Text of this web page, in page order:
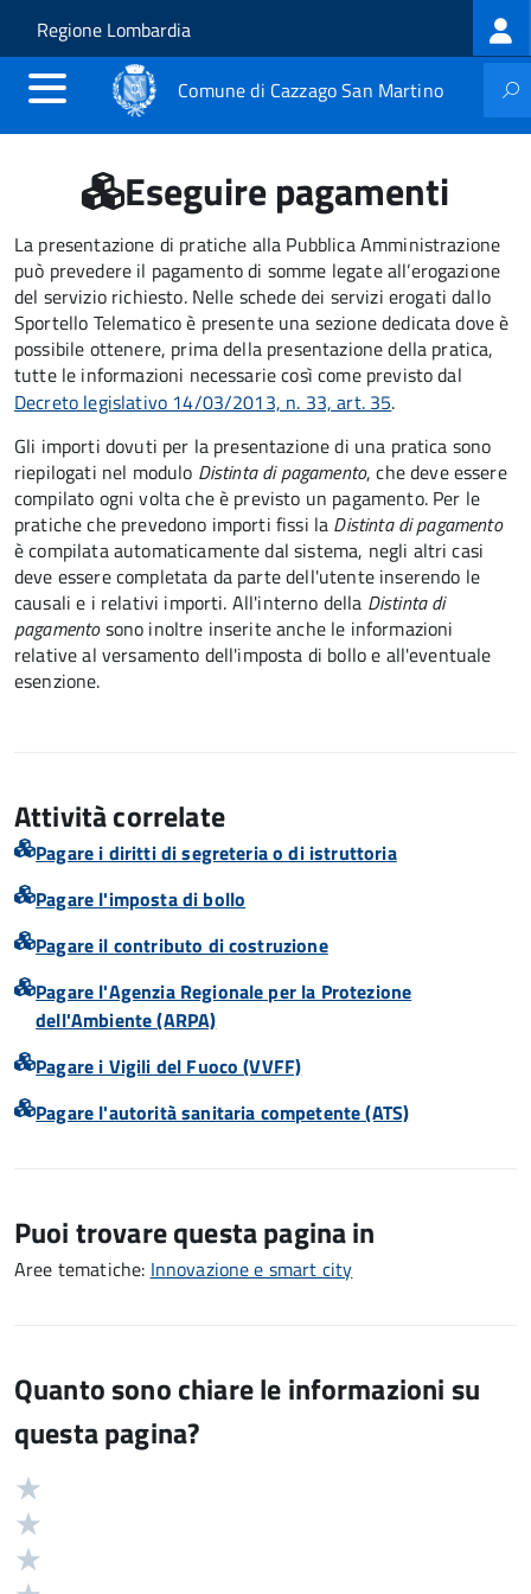
Salta al contenuto principale
Skip to site navigation
Regione Lombardia
Comune di Cazzago San Martino
Eseguire pagamenti
La presentazione di pratiche alla Pubblica Amministrazione
può prevedere il pagamento di somme legate all’erogazione
del servizio richiesto. Nelle schede dei servizi erogati dallo
Sportello Telematico è presente una sezione dedicata dove è
possibile ottenere, prima della presentazione della pratica,
tutte le informazioni necessarie così come previsto dal
Decreto legislativo 14/03/2013, n. 33, art. 35.
Gli importi dovuti per la presentazione di una pratica sono
riepilogati nel modulo Distinta di pagamento, che deve essere
compilato ogni volta che è previsto un pagamento. Per le
pratiche che prevedono importi fissi la Distinta di pagamento
è compilata automaticamente dal sistema, negli altri casi
deve essere completata da parte dell'utente inserendo le
causali e i relativi importi. All'interno della Distinta di
pagamentosono inoltre inserite anche le informazioni
relative al versamento dell'imposta di bollo e all'eventuale
esenzione.
Attività correlate
Pagare i diritti di segreteria o di istruttoria
Pagare l'imposta di bollo
Pagare il contributo di costruzione
Pagare l'Agenzia Regionale per la Protezione
dell'Ambiente (ARPA)
Pagare i Vigili del Fuoco (VVFF)
Pagare l'autorità sanitaria competente (ATS)
Puoi trovare questa pagina in
Aree tematiche: Innovazione e smart city
Quanto sono chiare le informazioni su
questa pagina?
Valutazione